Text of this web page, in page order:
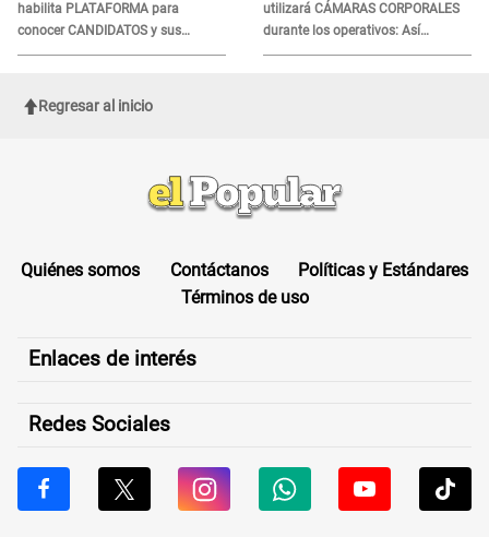
habilita PLATAFORMA para
conocer CANDIDATOS y sus
propuestas
utilizará CÁMARAS CORPORALES
durante los operativos: Así
afectará a inmigrantes
Regresar al inicio
Quiénes somos Contáctanos
Políticas y Estándares
Términos de uso
Enlaces de interés
Redes Sociales